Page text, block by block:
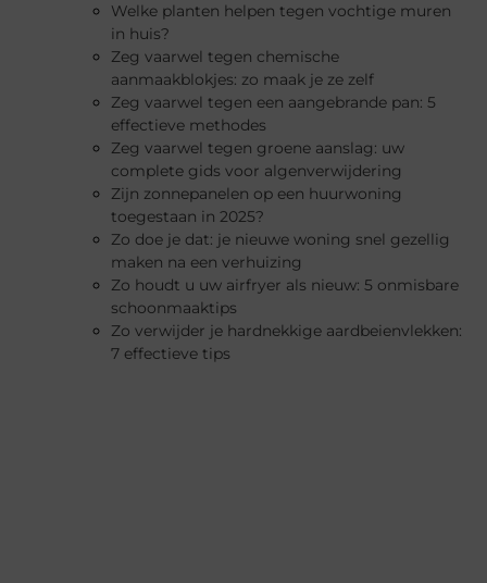
Welke planten helpen tegen vochtige muren
in huis?
Zeg vaarwel tegen chemische
aanmaakblokjes: zo maak je ze zelf
Zeg vaarwel tegen een aangebrande pan: 5
effectieve methodes
Zeg vaarwel tegen groene aanslag: uw
complete gids voor algenverwijdering
Zijn zonnepanelen op een huurwoning
toegestaan in 2025?
Zo doe je dat: je nieuwe woning snel gezellig
maken na een verhuizing
Zo houdt u uw airfryer als nieuw: 5 onmisbare
schoonmaaktips
Zo verwijder je hardnekkige aardbeienvlekken:
7 effectieve tips